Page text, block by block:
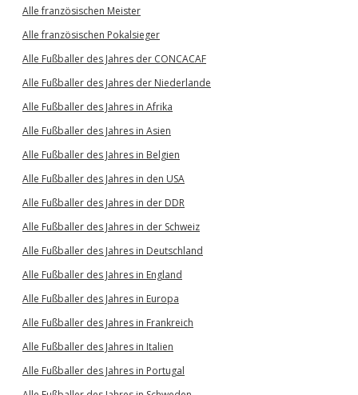
Alle französischen Meister
Alle französischen Pokalsieger
Alle Fußballer des Jahres der CONCACAF
Alle Fußballer des Jahres der Niederlande
Alle Fußballer des Jahres in Afrika
Alle Fußballer des Jahres in Asien
Alle Fußballer des Jahres in Belgien
Alle Fußballer des Jahres in den USA
Alle Fußballer des Jahres in der DDR
Alle Fußballer des Jahres in der Schweiz
Alle Fußballer des Jahres in Deutschland
Alle Fußballer des Jahres in England
Alle Fußballer des Jahres in Europa
Alle Fußballer des Jahres in Frankreich
Alle Fußballer des Jahres in Italien
Alle Fußballer des Jahres in Portugal